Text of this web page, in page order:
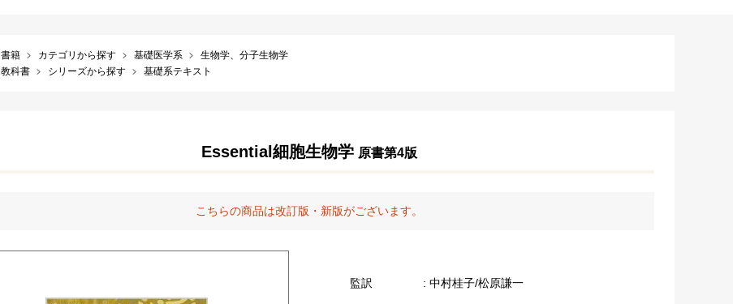
書籍 カテゴリから探す 基礎医学系
生物学、分子生物学
教科書 シリーズから探す 基礎系テキスト
Essential細胞生物学 原書第4版
こちらの商品は改訂版・新版がございます。
監訳 : 中村桂子/松原謙一